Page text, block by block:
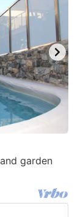
garden